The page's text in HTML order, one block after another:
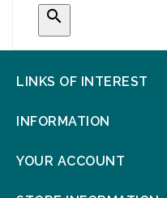

LINKS OF INTEREST
INFORMATION
YOUR ACCOUNT